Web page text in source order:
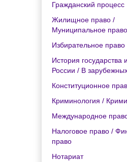
Гражданский процесс
Жилищное право /
Муниципальное право
Избирательное право
История государства
России / В
Конституционное
Криминология /
Международное
Налоговое право /
право
Нотариат